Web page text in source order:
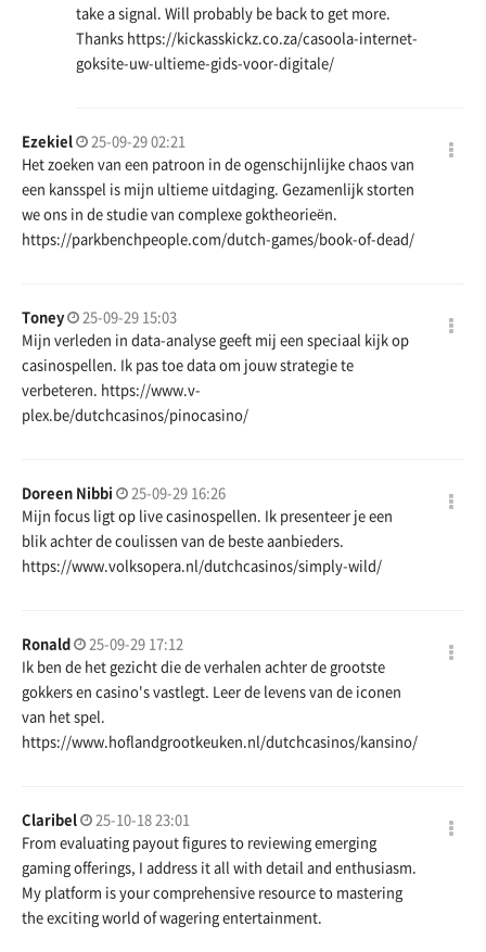
take a signal. Will probably be back to get more.
Thanks https://kickasskickz.co.za/casoola-internet-
goksite-uw-ultieme-gids-voor-digitale/
Ezekiel
25-09-29 02:21
Het zoeken van een patroon in de ogenschijnlijke chaos van
een kansspel is mijn ultieme uitdaging. Gezamenlijk storten
we ons in de studie van complexe goktheorieën.
https://parkbenchpeople.com/dutch-games/book-of-dead/
Toney
25-09-29 15:03
Mijn verleden in data-analyse geeft mij een speciaal kijk op
casinospellen. Ik pas toe data om jouw strategie te
verbeteren. https://www.v-
plex.be/dutchcasinos/pinocasino/
Doreen Nibbi
25-09-29 16:26
Mijn focus ligt op live casinospellen. Ik presenteer je een
blik achter de coulissen van de beste aanbieders.
https://www.volksopera.nl/dutchcasinos/simply-wild/
Ronald
25-09-29 17:12
Ik ben de het gezicht die de verhalen achter de grootste
gokkers en casino's vastlegt. Leer de levens van de iconen
van het spel.
https://www.hoflandgrootkeuken.nl/dutchcasinos/kansino/
Claribel
25-10-18 23:01
From evaluating payout figures to reviewing emerging
gaming offerings, I address it all with detail and enthusiasm.
My platform is your comprehensive resource to mastering
the exciting world of wagering entertainment.